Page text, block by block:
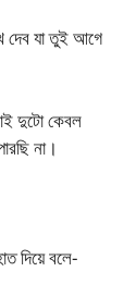
দেব যা তুই আগে
দুটো কেবল
না।
দিয়ে বলে-